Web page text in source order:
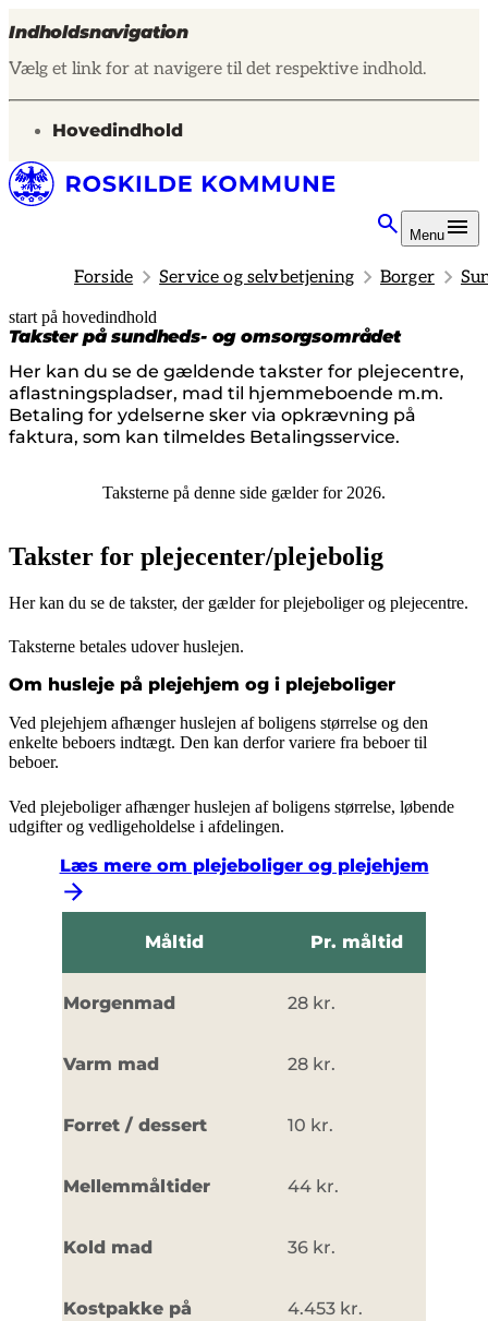
Indholdsnavigation
Vælg et link for at navigere til det respektive indhold.
gå til
Hovedindhold
Menu
Forside Service og selvbetjening Borger
start på hovedindhold
Takster på sundheds- og omsorgsområdet
Her kan du se de gældende takster for plejecentre,
aflastningspladser, mad til hjemmeboende m.m.
Betaling for ydelserne sker via opkrævning på
faktura, som kan tilmeldes Betalingsservice.
senest opdateret 12. marts 2026
Taksterne på denne side gælder for 2026.
Takster for plejecenter/plejebolig
Her kan du se de takster, der gælder for plejeboliger og plejecentre.
Taksterne betales udover huslejen.
Om husleje på plejehjem og i plejeboliger
Ved plejehjem afhænger huslejen af boligens størrelse og den
enkelte beboers indtægt. Den kan derfor variere fra beboer til
beboer.
Ved plejeboliger afhænger huslejen af boligens størrelse, løbende
udgifter og vedligeholdelse i afdelingen.
Læs mere om plejeboliger og plejehjem
Måltid Pr. måltid
Morgenmad 28 kr.
Varm mad 28 kr.
Forret / dessert 10 kr.
Mellemmåltider 44 kr.
Kold mad 36 kr.
Kostpakke på
4.453 kr.